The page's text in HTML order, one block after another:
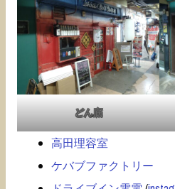
どん底
高田理容室
ケバブファクトリー